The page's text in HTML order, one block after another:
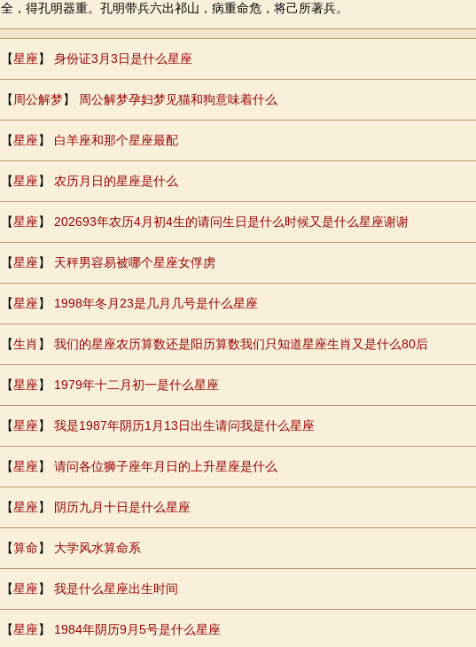
全，得孔明器重。孔明带兵六出祁山，病重命危，将己所著兵。
【星座】 身份证3月3日是什么星座
【 周公解梦】 周公解梦孕妇梦见猫和狗意味着什么
【星座】 白羊座和那个星座最配
【星座】 农历月日的星座是什么
【星座】 202693年农历4月初4生的请问生日是什么时候又是什么星座谢谢
【星座】 天秤男容易被哪个星座女俘虏
【星座】 1998年冬月23是几月几号是什么星座
【生肖 】 我们的星座农历算数还是阳历算数我们只知道星座生肖又是什么80后
【星座】 1979年十二月初一是什么星座
【星座】 我是1987年阴历1月13日出生请问我是什么星座
【星座】 请问各位狮子座年月日的上升星座是什么
【星座】 阴历九月十日是什么星座
【算命】 大学风水算命系
【星座】 我是什么星座出生时间
【星座】 1984年阴历9月5号是什么星座